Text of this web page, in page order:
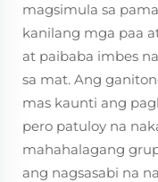
magsimula sa
kanilang mga paa
at paibaba imbes
sa mat. Ang
mas kaunti ang
pero patuloy na
mahahalagang
ang nagsasabi na